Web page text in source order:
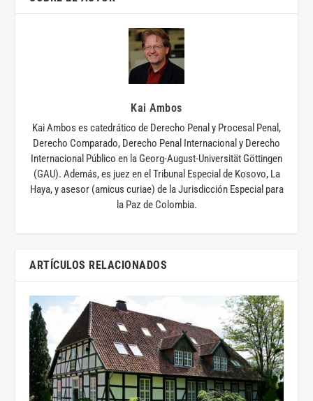
Kai Ambos
Kai Ambos es catedrático de Derecho Penal y Procesal Penal,
Derecho Comparado, Derecho Penal Internacional y Derecho
Internacional Público en la Georg-August-Universität Göttingen
(GAU). Además, es juez en el Tribunal Especial de Kosovo, La
Haya, y asesor (amicus curiae) de la Jurisdicción Especial para
la Paz de Colombia.
ARTÍCULOS RELACIONADOS